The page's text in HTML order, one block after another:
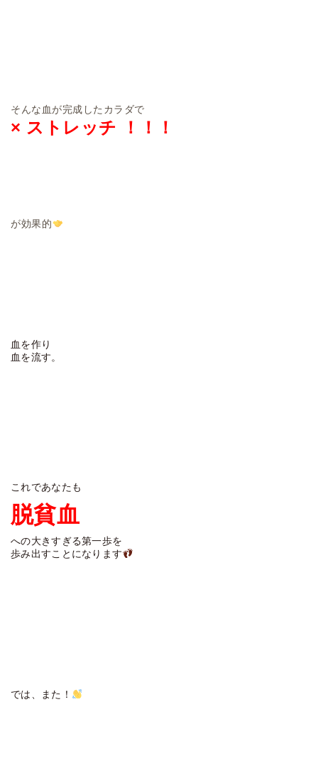
そんな血が完成したカラダで
× ストレッチ ！！！
が効果的
血を作り
血を流す。
これであなたも
脱貧血
への大きすぎる第一歩を
歩み出すことになります
では、また！